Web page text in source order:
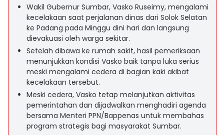
Wakil Gubernur Sumbar, Vasko Ruseimy, mengalami
kecelakaan saat perjalanan dinas dari Solok Selatan
ke Padang pada Minggu dini hari dan langsung
dievakuasi oleh warga sekitar.
Setelah dibawa ke rumah sakit, hasil pemeriksaan
menunjukkan kondisi Vasko baik tanpa luka serius
meski mengalami cedera di bagian kaki akibat
kecelakaan tersebut.
Meski cedera, Vasko tetap melanjutkan aktivitas
pemerintahan dan dijadwalkan menghadiri agenda
bersama Menteri PPN/Bappenas untuk membahas
program strategis bagi masyarakat Sumbar.